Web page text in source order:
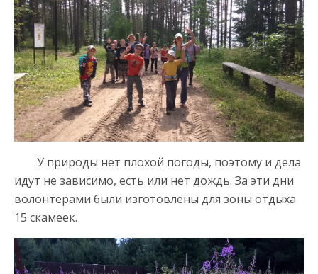
У природы нет плохой погоды, поэтому и дела
идут не зависимо, есть или нет дождь. За эти дни
волонтерами были изготовлены для зоны отдыха
15 скамеек.